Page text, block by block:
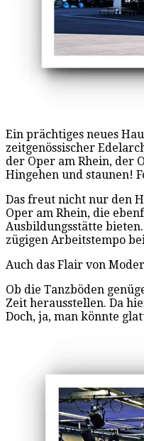
Ein prächtiges neues
zeitgenössischer
der Oper am Rhein, der
Hingehen und staunen!
Das freut nicht nur den
Oper am Rhein, die
Ausbildungsstätte
zügigen Arbeitstempo
Auch das Flair von
Ob die Tanzböden
Zeit herausstellen. Da
Doch, ja, man könnte